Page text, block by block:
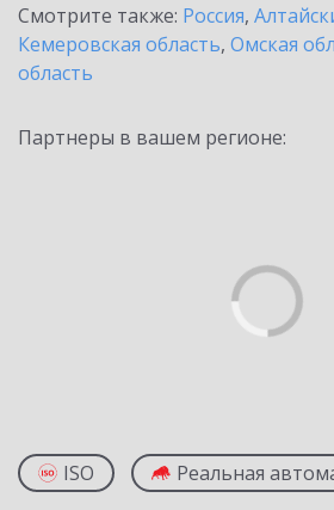
Смотрите также: Россия,
Кемеровская область, Омская
область
Партнеры в вашем регионе:
ISO Реальная